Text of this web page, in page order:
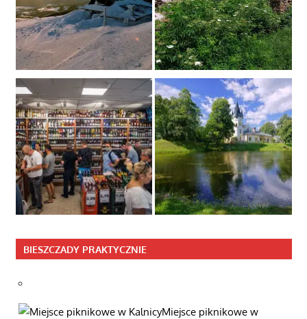
BIESZCZADY PRAKTYCZNIE
Miejsce piknikowe w